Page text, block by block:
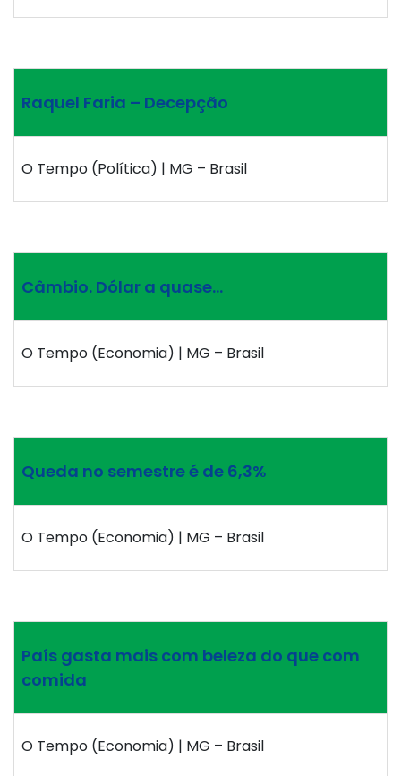
Raquel Faria – Decepção
O Tempo (Política) | MG – Brasil
Câmbio. Dólar a quase…
O Tempo (Economia) | MG – Brasil
Queda no semestre é de 6,3%
O Tempo (Economia) | MG – Brasil
País gasta mais com beleza do que com
comida
O Tempo (Economia) | MG – Brasil